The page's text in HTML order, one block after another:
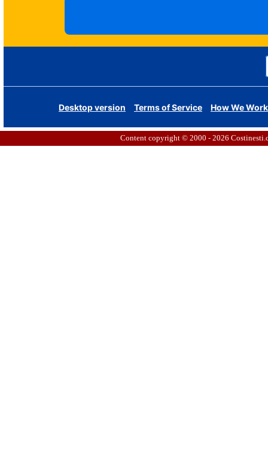
Content copyright © 2000 - 2026